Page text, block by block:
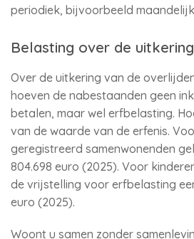
periodiek, bijvoorbeeld
Belasting over de uitkering
Over de uitkering van de
hoeven de nabestaanden geen
betalen, maar wel erfbelasting.
van de waarde van de erfenis.
geregistreerd samenwonenden
804.698 euro (2025). Voor
de vrijstelling voor erfbelasting
euro (2025).
Woont u samen zonder